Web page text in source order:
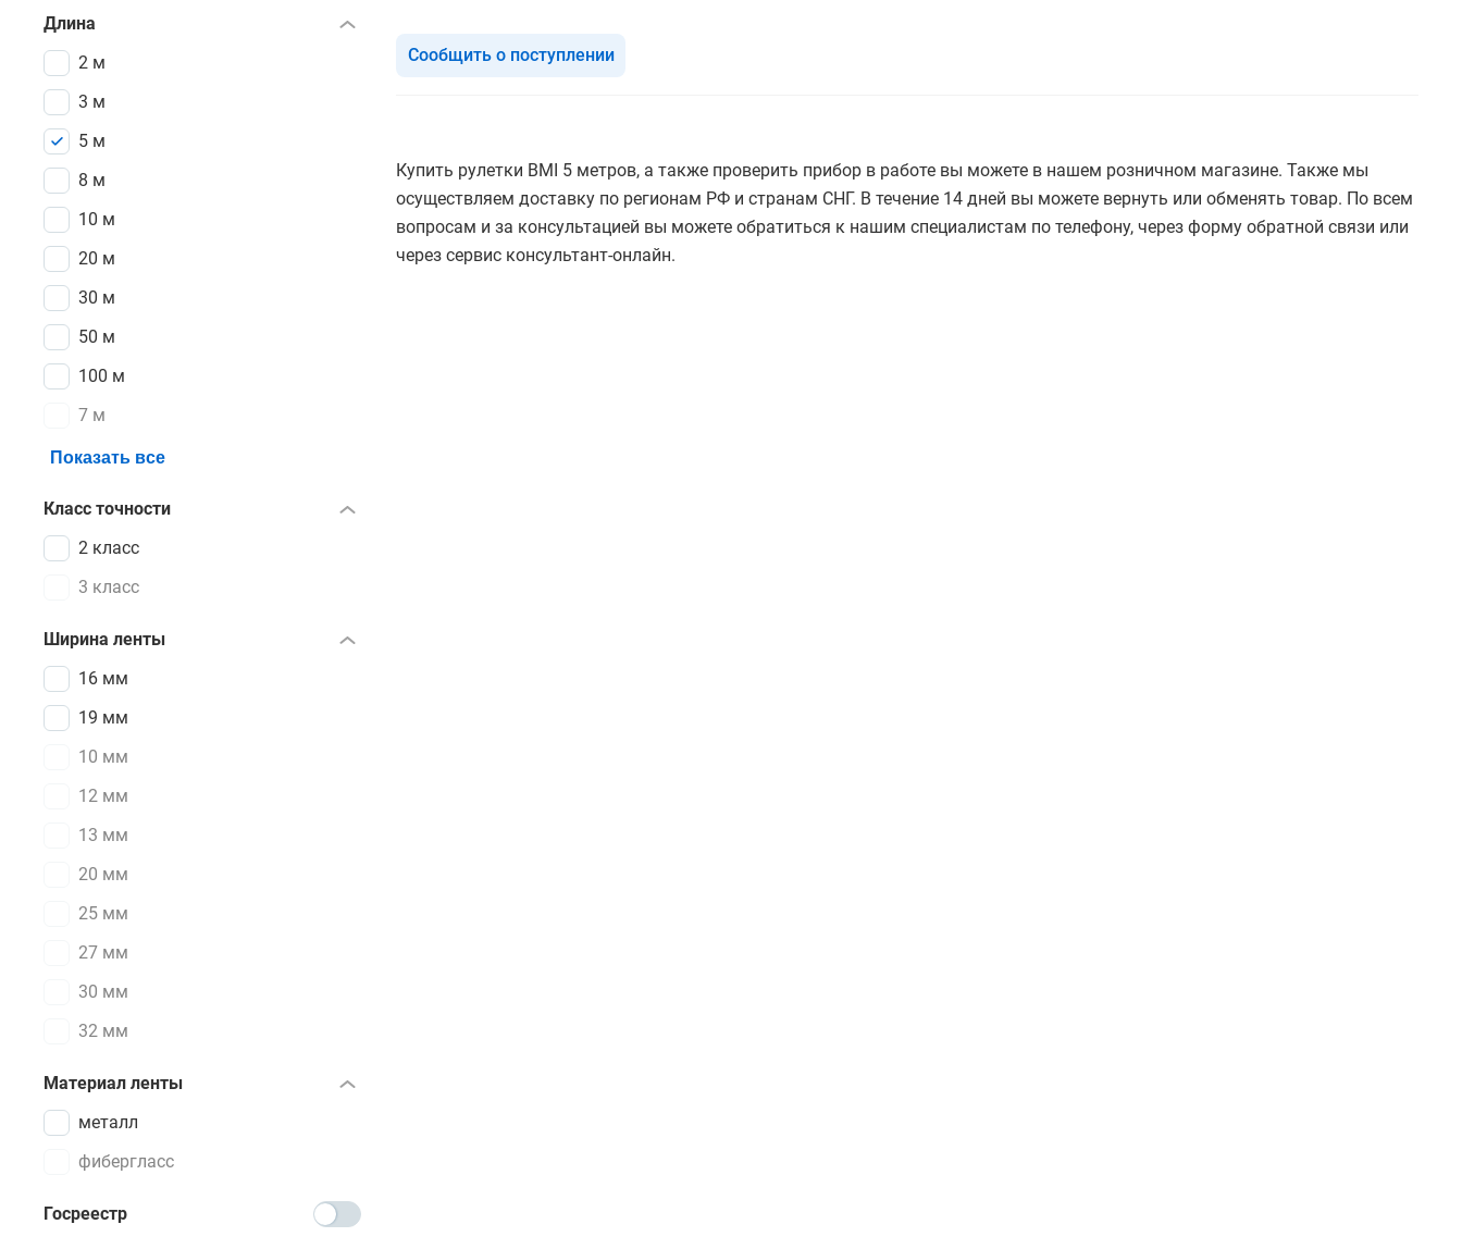
Длина
2 м
3 м
5 м
8 м
10 м
20 м
30 м
50 м
100 м
7 м
Показать все
Класс точности
2 класс
3 класс
Ширина ленты
16 мм
19 мм
10 мм
12 мм
13 мм
20 мм
25 мм
27 мм
30 мм
32 мм
Материал ленты
металл
фибергласс
Госреестр
Сообщить о поступлении
Купить рулетки BMI 5 метров, а также проверить прибор в работе вы можете в нашем розничном магазине. Также мы
осуществляем доставку по регионам РФ и странам СНГ. В течение 14 дней вы можете вернуть или обменять товар. По всем
вопросам и за консультацией вы можете обратиться к нашим специалистам по телефону, через форму обратной связи или
через сервис консультант-онлайн.